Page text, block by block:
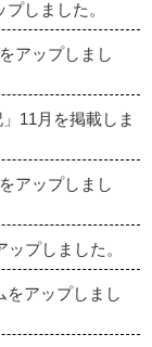
しました。
アップしまし
11月を掲載しま
アップしまし
プしました。
アップしまし